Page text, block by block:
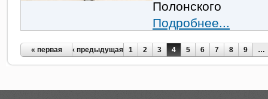
Полонского
Подробнее...
Страницы
« первая ‹ предыдущая 1 2 3 4 5 6 7 8 9 …